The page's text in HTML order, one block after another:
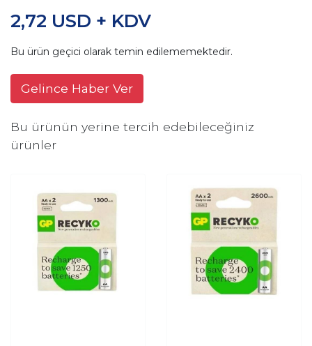
2,72 USD + KDV
Bu ürün geçici olarak temin edilememektedir.
Gelince Haber Ver
Bu ürünün yerine tercih edebileceğiniz
ürünler